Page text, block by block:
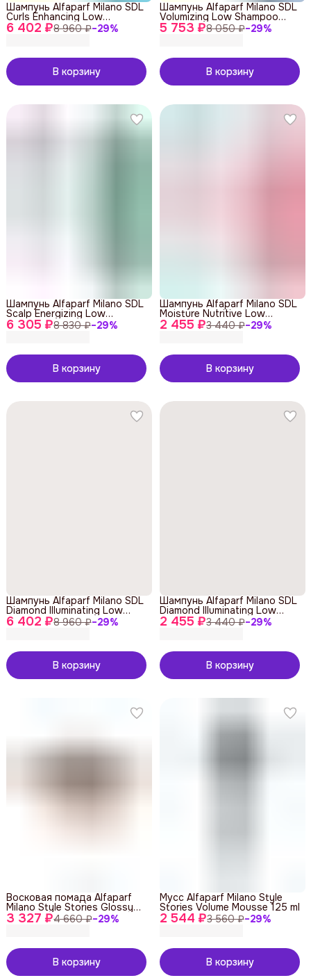
6 402 ₽8 960 ₽−29%
Шампунь Alfaparf Milano SDL
Curls Enhancing Low
Shampoo 1000 ml
В корзину
5 753 ₽8 050 ₽−29%
Шампунь Alfaparf Milano SDL
Volumizing Low Shampoo
1000 ml
В корзину
6 305 ₽8 830 ₽−29%
Шампунь Alfaparf Milano SDL
Scalp Energizing Low
Shampoo 1000 ml
В корзину
2 455 ₽3 440 ₽−29%
Шампунь Alfaparf Milano SDL
Moisture Nutritive Low
Shampoo 250 ml
В корзину
6 402 ₽8 960 ₽−29%
Шампунь Alfaparf Milano SDL
Diamond Illuminating Low
Shampoo 1000 ml
В корзину
2 455 ₽3 440 ₽−29%
Шампунь Alfaparf Milano SDL
Diamond Illuminating Low
Shampoo 250 ml
В корзину
3 327 ₽4 660 ₽−29%
Восковая помада Alfaparf
Milano Style Stories Glossy
Pomade 100 ml
В корзину
2 544 ₽3 560 ₽−29%
Мусс Alfaparf Milano Style
Stories Volume Mousse 125 ml
В корзину